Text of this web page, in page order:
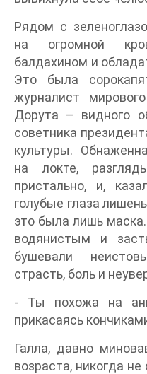
Рядом с
на огромной
балдахином и
Это была
журналист
Дорута – видного
советника
культуры.
на локте,
пристально, и,
голубые глаза
это была лишь
водянистым и
бушевали
страсть, боль и
- Ты похожа на
прикасаясь
Галла, давно
возраста, никогда